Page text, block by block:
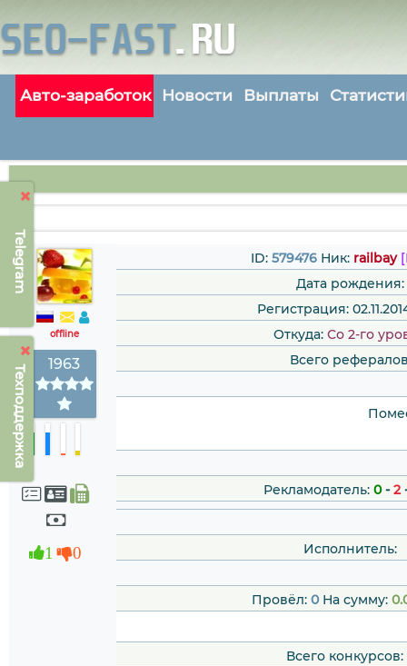
Telegram
Техподдержка
Авто-заработок Новости Выплаты
offline
1963
1 0
ID: 579476Ник: railbay
Дата рождения:
Регистрация:
Откуда: Со 2-го
Всего
Рекламодатель: 0-2
Исполнитель:
Провёл: 0На сумму:
Всего конкурсов: